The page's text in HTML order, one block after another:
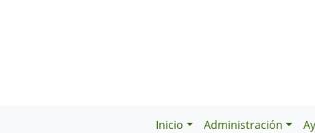
Inicio Administración